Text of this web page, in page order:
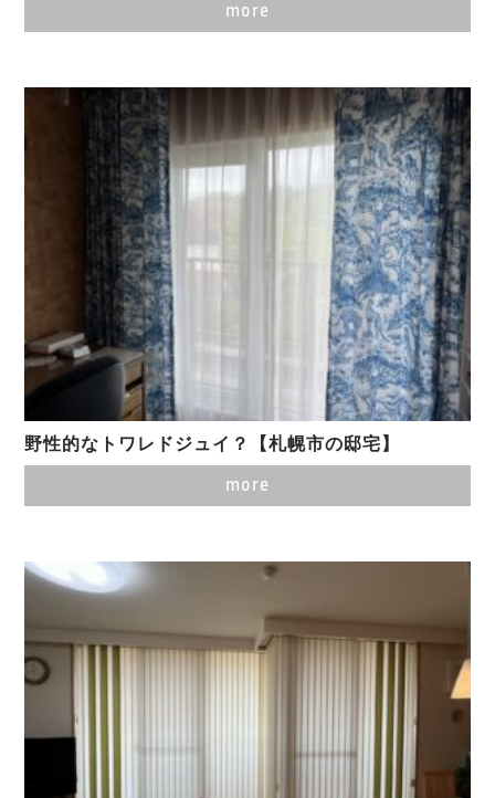
more
野性的なトワレドジュイ？【札幌市の邸宅】
more